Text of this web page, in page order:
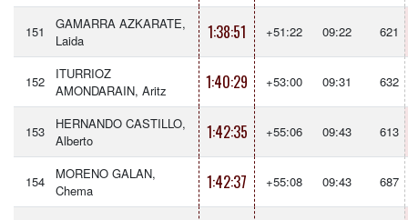
151
GAMARRA AZKARATE,
Laida
1:38:51 +51:22 09:22 621
152
ITURRIOZ
AMONDARAIN, Aritz
1:40:29 +53:00 09:31 632
153
HERNANDO CASTILLO,
Alberto
1:42:35 +55:06 09:43 613
154
MORENO GALAN,
Chema
1:42:37 +55:08 09:43 687